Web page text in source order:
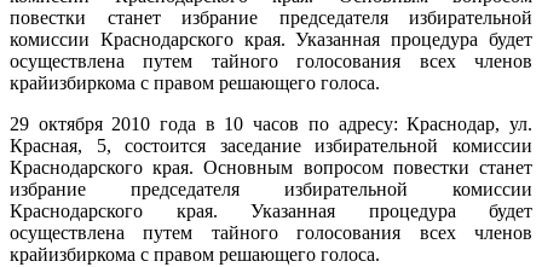
повестки станет избрание председателя избирательной
комиссии Краснодарского края. Указанная процедура будет
осуществлена путем тайного голосования всех членов
крайизбиркома с правом решающего голоса.
29 октября 2010 года в 10 часов по адресу: Краснодар, ул.
Красная, 5, состоится заседание избирательной комиссии
Краснодарского края. Основным вопросом повестки станет
избрание председателя избирательной комиссии
Краснодарского края. Указанная процедура будет
осуществлена путем тайного голосования всех членов
крайизбиркома с правом решающего голоса.